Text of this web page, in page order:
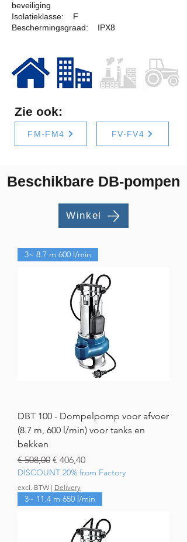
beveiliging
Isolatieklasse: F
Beschermingsgraad: IPX8
Zie ook:
FM-FM4 FV-FV4
Beschikbare DB-pompen
Winkel
3~ 8.7 m 600 l/min
DBT 100 - Dompelpomp voor afvoer
(8.7 m, 600 l/min) voor tanks en
bekken
Normale prijs
€ 508,00 Verkoopprijs
€ 406,40
DISCOUNT 20% from Factory
excl. BTW | Delivery
3~ 11.4 m 650 l/min